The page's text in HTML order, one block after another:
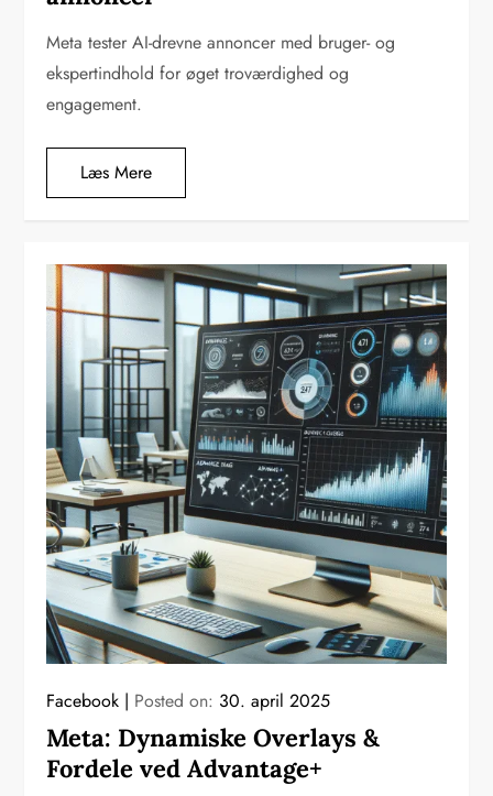
Meta tester AI-drevne annoncer med bruger- og
ekspertindhold for øget troværdighed og
engagement.
Læs Mere
Facebook Posted on: 30. april 2025
Meta: Dynamiske Overlays &
Fordele ved Advantage+